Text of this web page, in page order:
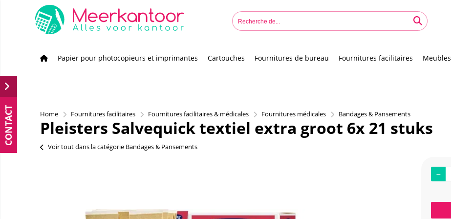
Papier pour photocopieurs et imprimantes Cartouches Fournitures de bureau Fournitures facilitaires Meubles
Home Fournitures facilitaires Fournitures facilitaires & médicales Fournitures médicales Bandages & Pansements
Pleisters Salvequick textiel extra groot 6x 21 stuks
Voir tout dans la catégorie Bandages & Pansements
CONTACT